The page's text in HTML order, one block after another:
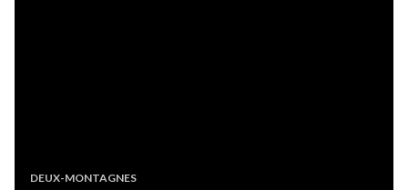
DEUX-MONTAGNES